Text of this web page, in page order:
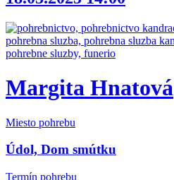
Margita Hnatová
Miesto pohrebu
Údol, Dom smútku
Termín pohrebu